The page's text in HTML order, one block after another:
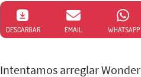
DESCARGAR EMAIL WHATSAPP
Intentamos arreglar